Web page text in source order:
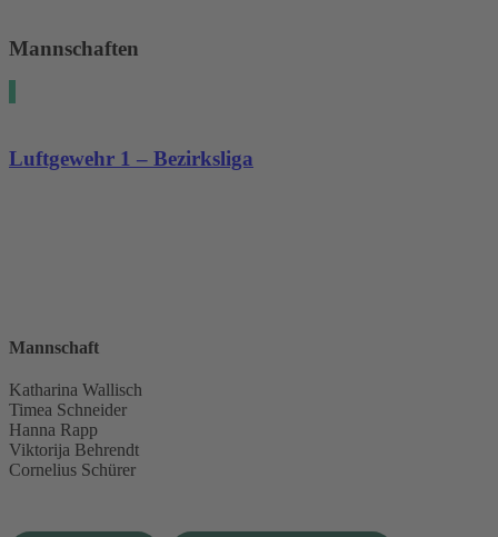
Mannschaften
Luftgewehr 1 – Bezirksliga
Mannschaft
Katharina Wallisch
Timea Schneider
Hanna Rapp
Viktorija Behrendt
Cornelius Schürer